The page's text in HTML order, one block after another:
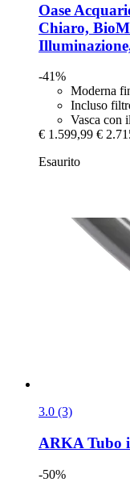
Oase
Chiaro,
-41%
Moderna
Incluso
Vasca con
€ 1.599,99 €
Esaurito
3.0 (3)
ARKA Tubo
-50%